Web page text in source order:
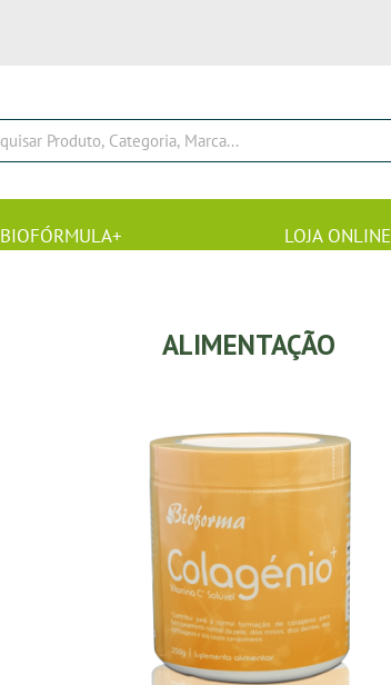
BIOFÓRMULA+ LOJA ONLINE
ALIMENTAÇÃO